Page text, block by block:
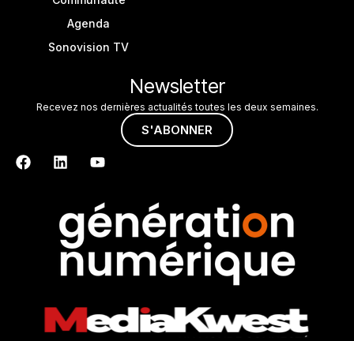
Agenda
Sonovision TV
Newsletter
Recevez nos dernières actualités toutes les deux semaines.
S'ABONNER